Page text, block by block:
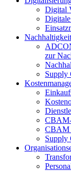
Digital
Nachhaltigkeit
zur
Supply
CBAM
Supply